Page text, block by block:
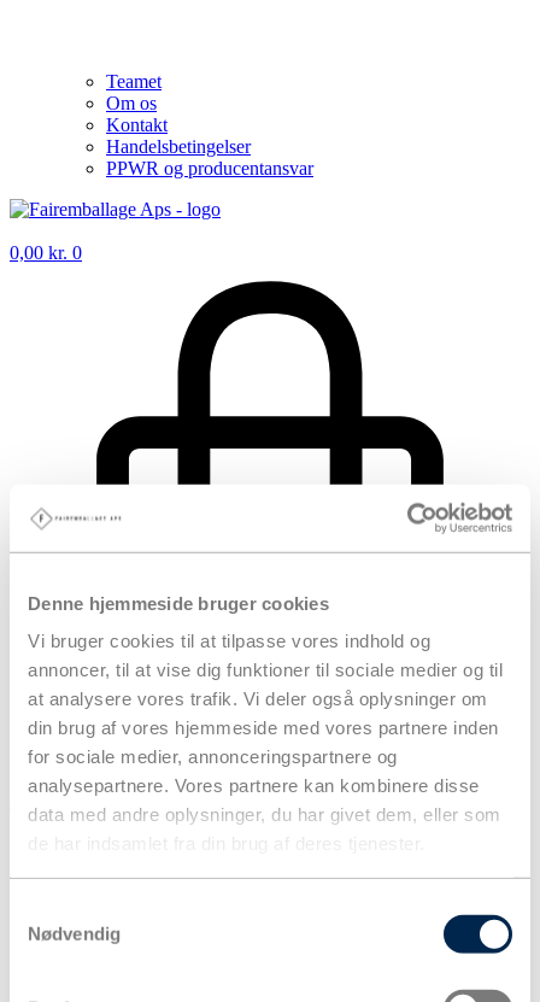
Denne hjemmeside bruger cookies
Vi bruger cookies til at tilpasse vores indhold og
annoncer, til at vise dig funktioner til sociale medier og til
at analysere vores trafik. Vi deler også oplysninger om
din brug af vores hjemmeside med vores partnere inden
for sociale medier, annonceringspartnere og
analysepartnere. Vores partnere kan kombinere disse
data med andre oplysninger, du har givet dem, eller som
de har indsamlet fra din brug af deres tjenester.
Nødvendig
Teamet
Om os
Kontakt
Handelsbetingelser
PPWR og producentansvar
0,00 kr. 0
Produkter